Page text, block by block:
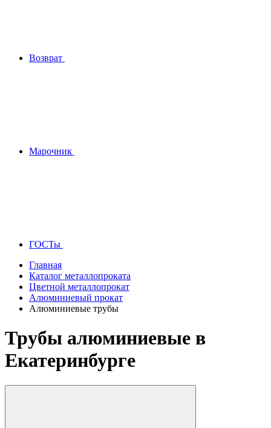
Возврат
Марочник
ГОСТы
Главная
Каталог металлопроката
Цветной металлопрокат
Алюминиевый прокат
Алюминиевые трубы
Трубы алюминиевые в
Екатеринбурге